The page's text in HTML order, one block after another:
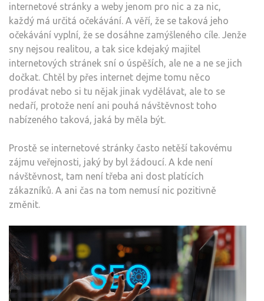
internetové stránky a weby jenom pro nic a za nic,
každý má určitá očekávání. A věří, že se taková jeho
očekávání vyplní, že se dosáhne zamýšleného cíle. Jenže
sny nejsou realitou, a tak sice kdejaký majitel
internetových stránek sní o úspěších, ale ne a ne se jich
dočkat. Chtěl by přes internet dejme tomu něco
prodávat nebo si tu nějak jinak vydělávat, ale to se
nedaří, protože není ani pouhá návštěvnost toho
nabízeného taková, jaká by měla být.
Prostě se internetové stránky často netěší takovému
zájmu veřejnosti, jaký by byl žádoucí. A kde není
návštěvnost, tam není třeba ani dost platících
zákazníků. A ani čas na tom nemusí nic pozitivně
změnit.